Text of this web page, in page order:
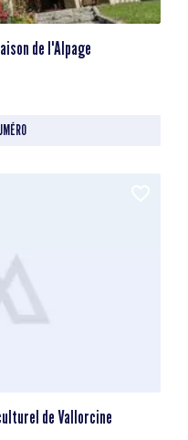
de l'Alpage
de Vallorcine